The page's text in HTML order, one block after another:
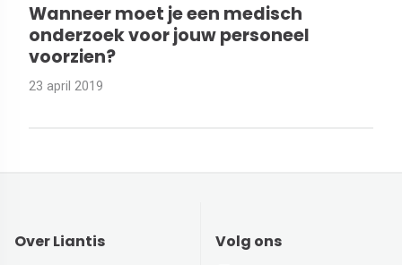
Wanneer moet je een medisch
onderzoek voor jouw personeel
voorzien?
23 april 2019
Over Liantis Volg ons